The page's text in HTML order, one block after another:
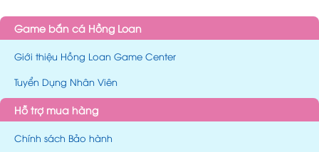
Game bắn cá Hồng Loan
Giới thiệu Hồng Loan Game Center
Tuyển Dụng Nhân Viên
Hỗ trợ mua hàng
Chính sách Bảo hành